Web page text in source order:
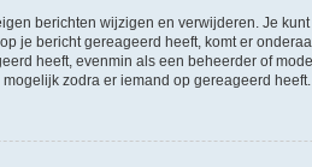
berichten wijzigen en verwijderen. Je
je bericht gereageerd heeft, komt er
heeft, evenmin als een beheerder of
zodra er iemand op gereageerd heeft.